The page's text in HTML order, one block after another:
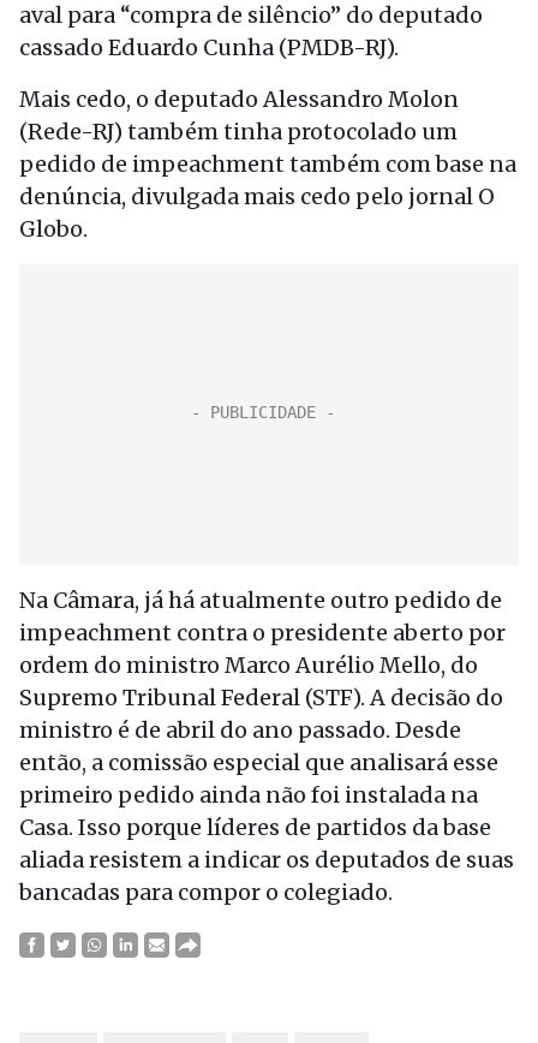
aval para “compra de silêncio” do deputado
cassado Eduardo Cunha (PMDB-RJ).
Mais cedo, o deputado Alessandro Molon
(Rede-RJ) também tinha protocolado um
pedido de impeachment também com base na
denúncia, divulgada mais cedo pelo jornal O
Globo.
Na Câmara, já há atualmente outro pedido de
impeachment contra o presidente aberto por
ordem do ministro Marco Aurélio Mello, do
Supremo Tribunal Federal (STF). A decisão do
ministro é de abril do ano passado. Desde
então, a comissão especial que analisará esse
primeiro pedido ainda não foi instalada na
Casa. Isso porque líderes de partidos da base
aliada resistem a indicar os deputados de suas
bancadas para compor o colegiado.